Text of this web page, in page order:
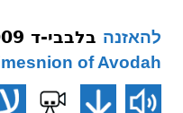
להאזנה בלבבי-ד 009 נקודת פנימיות העבודה
of Avodah